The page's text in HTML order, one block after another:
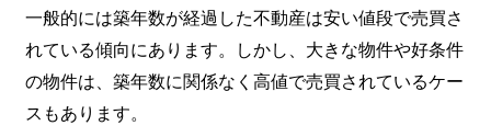
一般的には築年数が経過した不動産は安い値段で売買さ
れている傾向にあります。しかし、大きな物件や好条件
の物件は、築年数に関係なく高値で売買されているケー
スもあります。